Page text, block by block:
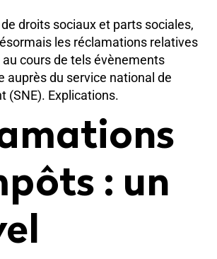
droits sociaux et parts sociales,
les réclamations relatives
cours de tels évènements
auprès du service national de
(SNE). Explications.
: un